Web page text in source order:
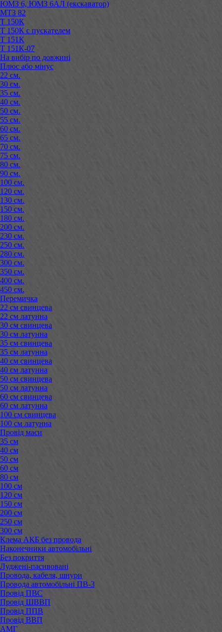
ЮМЗ 6, ЮМЗ 6АЛ (екскаватор)
МТЗ 82
Т 150К
Т 150К с пускателем
Т 151К
Т 151К-07
На вибір по довжині
Плюс або мінус
22 см.
30 см.
35 см.
40 см.
50 см.
55 см.
60 см.
65 см.
70 см.
75 см.
80 см.
90 см.
100 см.
120 см.
130 см.
150 см.
180 см.
200 см.
230 см.
250 см.
280 см.
300 см.
350 см.
400 см.
450 см.
Перемичка
22 см свинцева
22 см латунна
30 см свинцева
30 см латунна
35 см свинцева
35 см латунна
40 см свинцева
40 см латунна
50 см свинцева
50 см латунна
60 см свинцева
60 см латунна
100 см свинцева
100 см латунна
Провід маси
35 см
40 см
50 см
60 см
80 см
100 см
120 см
150 см
200 см
250 см
300 см
Клема АКБ без провода
Наконечники автомобільні
Без покриття
Луджені-пасивовані
Провода, кабеля, шнури
Провода автомобільні ПВ-3
Провід ПВС
Провід ШВВП
Провід ППВ
Провід ВВП
АМГ